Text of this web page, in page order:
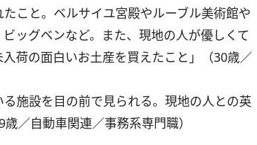
こと。ベルサイユ宮殿やルーブル美術館や
ッグベンなど。また、現地の人が優しくて
荷の面白いお土産を買えたこと」（30歳／
施設を目の前で見られる。現地の人との英
／自動車関連／事務系専門職）